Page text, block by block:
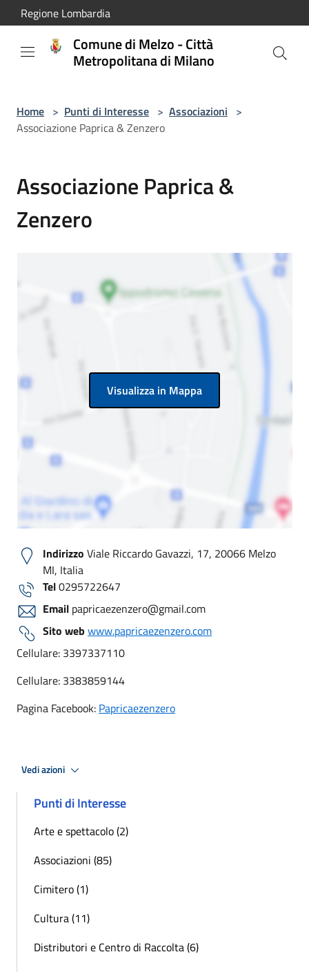
Salta al contenuto principale
Regione Lombardia
Comune di Melzo - Città
Metropolitana di Milano
Home > Punti di Interesse > Associazioni >
Associazione Paprica & Zenzero
Associazione Paprica &
Zenzero
Visualizza in Mappa
Indirizzo Viale Riccardo Gavazzi, 17, 20066 Melzo
MI, Italia
Tel0295722647
Email papricaezenzero@gmail.com
Sito web www.papricaezenzero.com
Cellulare: 3397337110
Cellulare: 3383859144
Pagina Facebook: Papricaezenzero
Vedi azioni
Punti di Interesse
Arte e spettacolo (2)
Associazioni (85)
Cimitero (1)
Cultura (11)
Distributori e Centro di Raccolta (6)